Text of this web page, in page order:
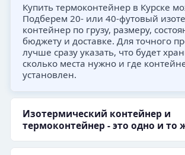
Купить термоконтейнер в Курске
Подберем 20- или 40-футовый
контейнер по грузу, размеру,
бюджету и доставке. Для точного
лучше сразу указать, что будет
сколько места нужно и где
установлен.
Изотермический контейнер и
термоконтейнер - это одно и то